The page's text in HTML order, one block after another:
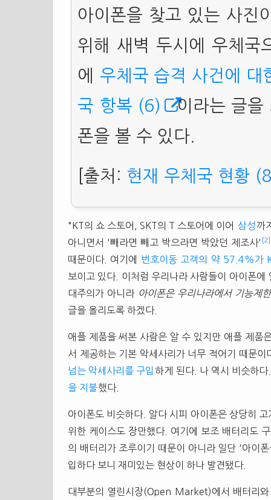
아이폰을 찾고 있는 사진
위해 새벽 두시에 우체국
에 우체국 습격 사건에 대
국 항복 (6)
이라는 글을
폰을 볼 수 있다.
[출처: 현재 우체국 현황
"KT의 쇼 스토어, SKT의 T 스토어에 이어 삼성 까
아니면서 '빼라면 빼고 박으라면 박았던 제조사'
[2]
때문이다. 여기에
번호이동 고객의 약 57.4%가
보이고 있다. 이처럼 우리나라 사람들이 아이폰
대주의가 아니라 아이폰은 우리나라에서 기능제
글을 올리도록 하겠다.
애플 제품을 써본 사람은 알 수 있지만 애플 제품
서 제공하는 기본 악세사리가 너무 적어기 때문
넘는 악세사리를 구입 하게 된다. 나 역시 비슷하
을 지불했다.
아이폰도 비슷하다. 알다 시피 아이폰은 상당히
위한 케이스도 장만했다. 여기에 보조 배터리도
의 배터리가 조루이기 때문이 아니라 일단 '아이
입하다 보니 재미있는 현상이 하나 발견됐다.
대부분의 열린시장(Open Market)에서 배터리